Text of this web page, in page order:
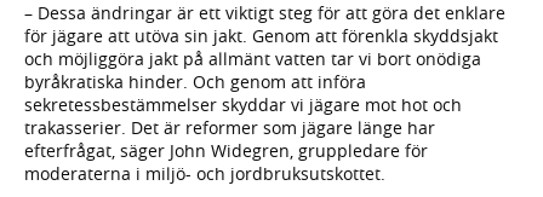
– Dessa ändringar är ett viktigt steg för att göra det enklare
för jägare att utöva sin jakt. Genom att förenkla skyddsjakt
och möjliggöra jakt på allmänt vatten tar vi bort onödiga
byråkratiska hinder. Och genom att införa
sekretessbestämmelser skyddar vi jägare mot hot och
trakasserier. Det är reformer som jägare länge har
efterfrågat, säger John Widegren, gruppledare för
moderaterna i miljö- och jordbruksutskottet.